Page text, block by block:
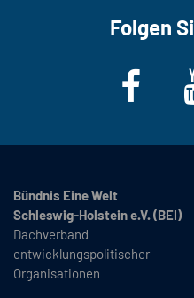
Folgen
Bündnis Eine Welt
Schleswig-Holstein e.V. (BEI)
Dachverband
entwicklungspolitischer
Organisationen